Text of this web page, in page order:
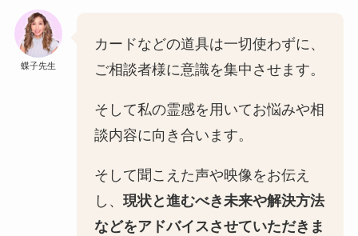
蝶子先生
カードなどの道具は一切使わずに、
ご相談者様に意識を集中させます。
そして私の霊感を用いてお悩みや相
談内容に向き合います。
そして聞こえた声や映像をお伝え
し、現状と進むべき未来や解決方法
などをアドバイスさせていただきま